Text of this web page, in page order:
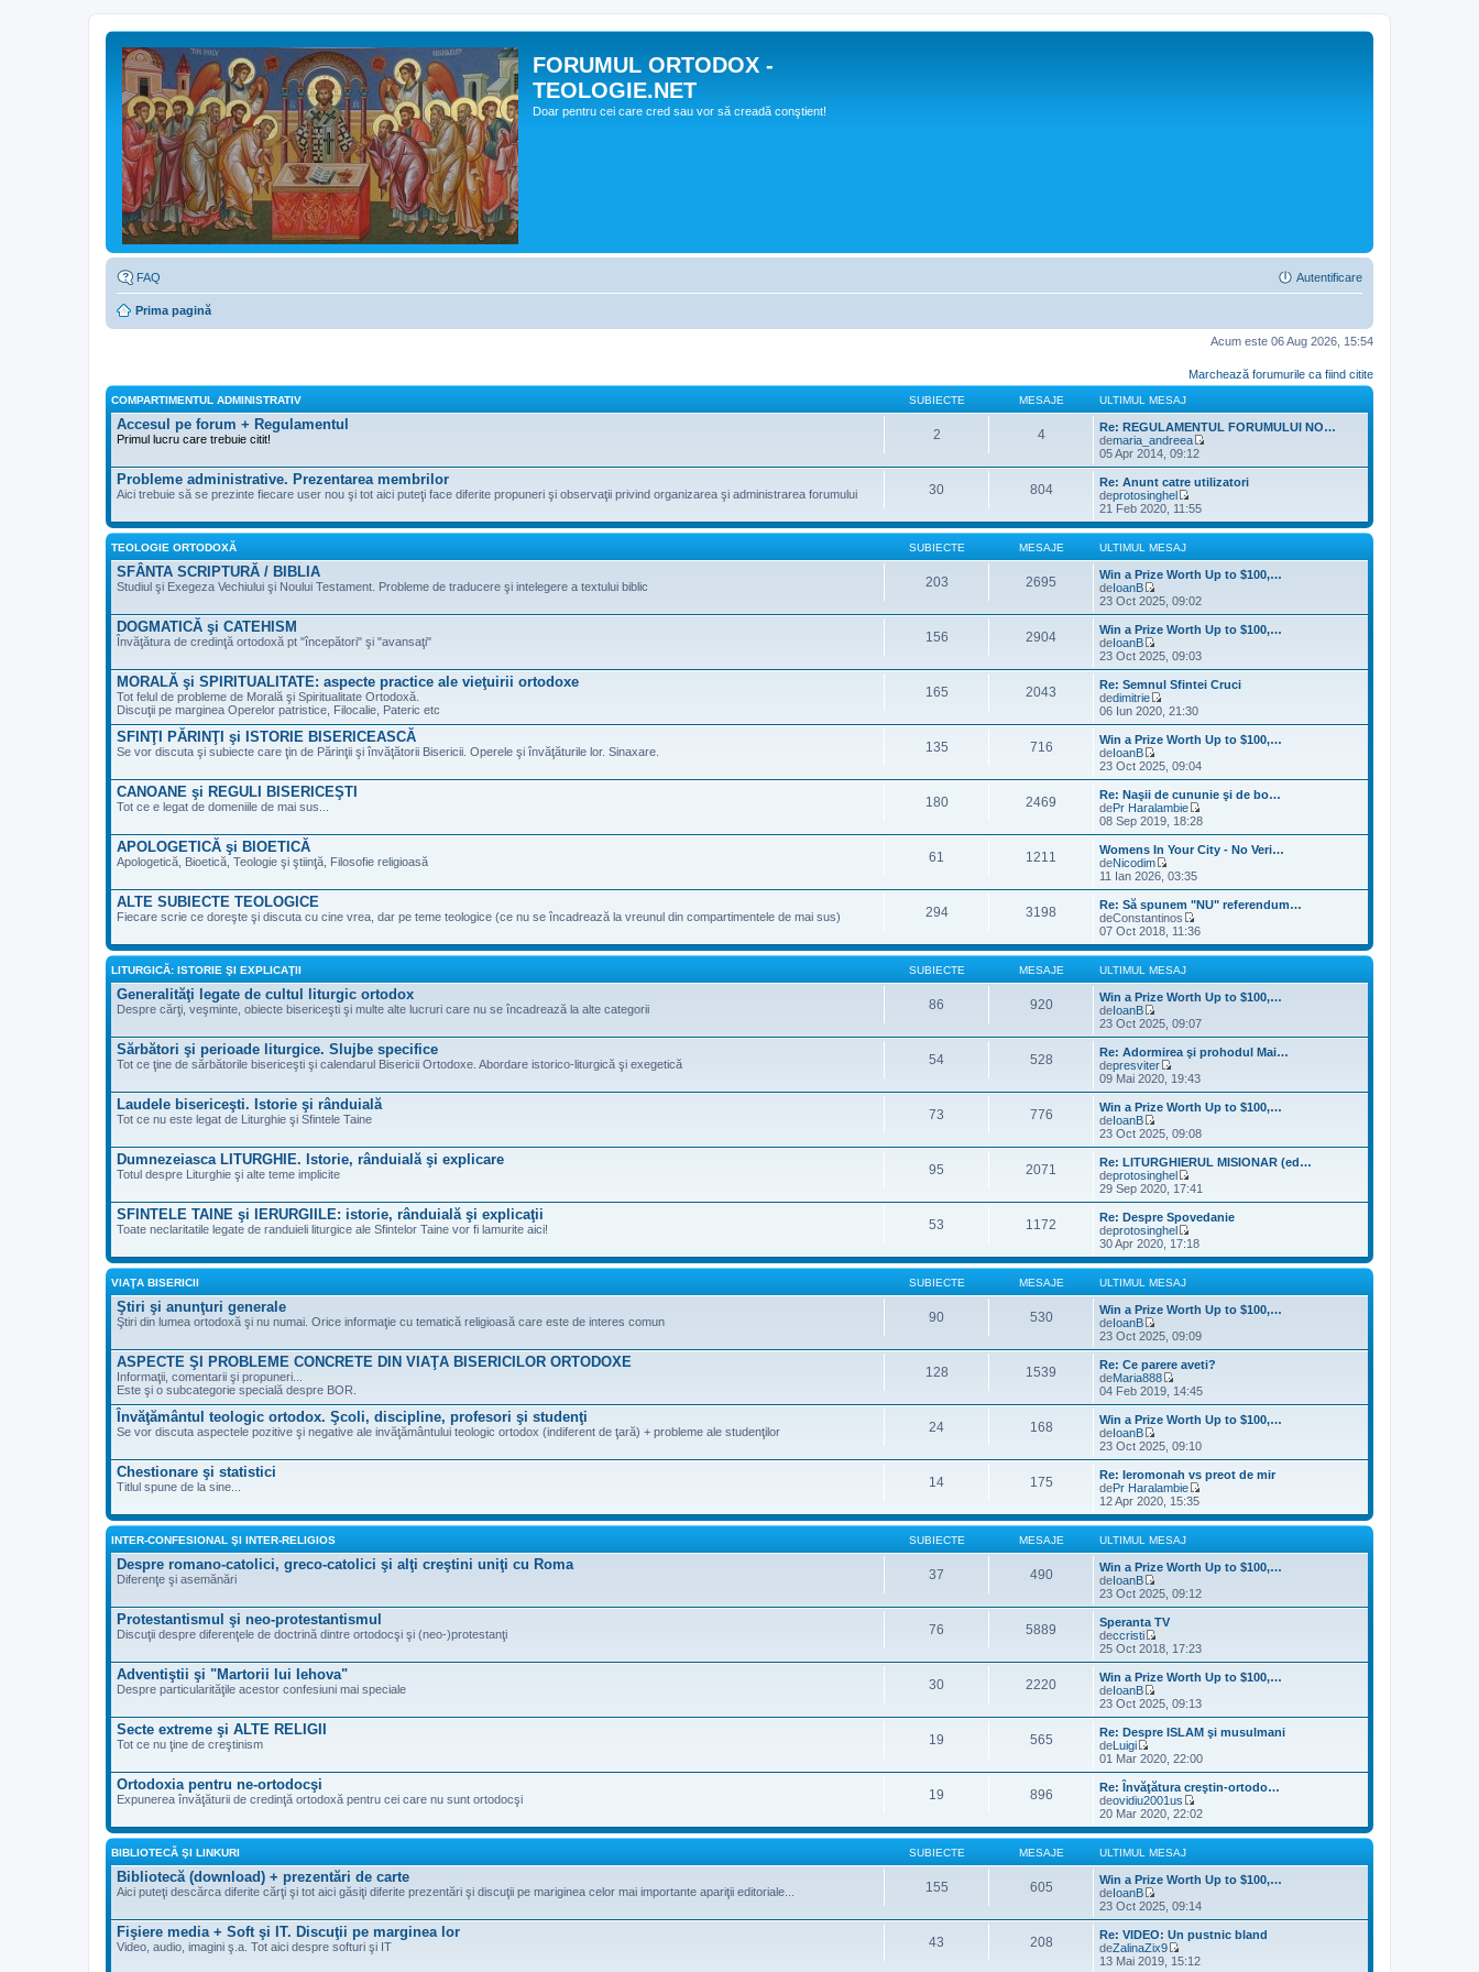
FORUMUL ORTODOX -
TEOLOGIE.NET
Doar pentru cei care cred sau vor să creadă conştient!
FAQ Autentificare
Prima pagină
Acum este 06 Aug 2026, 15:54
Marchează forumurile ca fiind citite
COMPARTIMENTUL ADMINISTRATIV SUBIECTE MESAJE ULTIMUL MESAJ
Accesul pe forum + Regulamentul
Primul lucru care trebuie citit! 2 4
Re: REGULAMENTUL FORUMULUI NO…
demaria_andreea
e
z
i
t
u
l
s
a
05 Apr 2014, 09:12
Probleme administrative. Prezentarea membrilor
Aici trebuie să se prezinte fiecare user nou şi tot aici puteţi face diferite propuneri şi observaţii privind organizarea şi administrarea forumului 30 804
Re: Anunt catre utilizatori
deprotosinghel
V
e
z
u
l
i
m
u
l
m
e
a
j
21 Feb 2020, 11:55
TEOLOGIE ORTODOXĂ SUBIECTE MESAJE ULTIMUL MESAJ
SFÂNTA SCRIPTURĂ / BIBLIA
Studiul şi Exegeza Vechiului şi Noului Testament. Probleme de traducere şi intelegere a textului biblic 203 2695
Win a Prize Worth Up to $100,…
deIoanB
V
e
z
i
u
l
i
m
u
m
s
a
j
23 Oct 2025, 09:02
DOGMATICĂ şi CATEHISM
Învăţătura de credinţă ortodoxă pt "începători" şi "avansaţi" 156 2904
Win a Prize Worth Up to $100,…
deIoanB
V
e
z
i
u
l
i
m
u
m
e
s
a
j
23 Oct 2025, 09:03
MORALĂ şi SPIRITUALITATE: aspecte practice ale vieţuirii ortodoxe
Tot felul de probleme de Morală şi Spiritualitate Ortodoxă.
Discuţii pe marginea Operelor patristice, Filocalie, Pateric etc
165 2043
Re: Semnul Sfintei Cruci
dedimitrie
V
e
z
u
l
i
m
u
m
e
s
a
j
06 Iun 2020, 21:30
SFINŢI PĂRINŢI şi ISTORIE BISERICEASCĂ
Se vor discuta şi subiecte care ţin de Părinţii şi învăţătorii Bisericii. Operele şi învăţăturile lor. Sinaxare. 135 716
Win a Prize Worth Up to $100,…
deIoanB
V
e
z
i
u
l
t
i
m
u
m
e
s
a
23 Oct 2025, 09:04
CANOANE şi REGULI BISERICEŞTI
Tot ce e legat de domeniile de mai sus... 180 2469
Re: Naşii de cununie şi de bo…
dePr Haralambie
V
e
z
i
t
i
l
s
a
j
08 Sep 2019, 18:28
APOLOGETICĂ şi BIOETICĂ
Apologetică, Bioetică, Teologie şi ştiinţă, Filosofie religioasă 61 1211
Womens In Your City - No Veri…
deNicodim
V
e
z
i
u
t
i
u
l
m
e
a
j
11 Ian 2026, 03:35
ALTE SUBIECTE TEOLOGICE
Fiecare scrie ce doreşte şi discuta cu cine vrea, dar pe teme teologice (ce nu se încadrează la vreunul din compartimentele de mai sus) 294 3198
Re: Să spunem "NU" referendum…
deConstantinos
V
e
z
u
l
i
m
u
l
m
e
s
a
j
07 Oct 2018, 11:36
LITURGICĂ: ISTORIE ŞI EXPLICAŢII SUBIECTE MESAJE ULTIMUL MESAJ
Generalităţi legate de cultul liturgic ortodox
Despre cărţi, veşminte, obiecte bisericeşti şi multe alte lucruri care nu se încadrează la alte categorii 86 920
Win a Prize Worth Up to $100,…
deIoanB
V
e
z
i
u
l
i
m
u
m
e
s
a
j
23 Oct 2025, 09:07
Sărbători şi perioade liturgice. Slujbe specifice
Tot ce ţine de sărbătorile bisericeşti şi calendarul Bisericii Ortodoxe. Abordare istorico-liturgică şi exegetică 54 528
Re: Adormirea şi prohodul Mai…
depresviter
V
e
z
i
u
l
t
m
u
m
e
s
a
09 Mai 2020, 19:43
Laudele bisericeşti. Istorie şi rânduială
Tot ce nu este legat de Liturghie şi Sfintele Taine 73 776
Win a Prize Worth Up to $100,…
deIoanB
V
e
z
i
u
l
i
m
u
l
m
e
a
j
23 Oct 2025, 09:08
Dumnezeiasca LITURGHIE. Istorie, rânduială şi explicare
Totul despre Liturghie şi alte teme implicite 95 2071
Re: LITURGHIERUL MISIONAR (ed…
deprotosinghel
V
e
z
u
l
t
u
l
m
e
a
29 Sep 2020, 17:41
SFINTELE TAINE şi IERURGIILE: istorie, rânduială şi explicaţii
Toate neclaritatile legate de randuieli liturgice ale Sfintelor Taine vor fi lamurite aici! 53 1172
Re: Despre Spovedanie
deprotosinghel
V
e
z
u
l
i
m
u
l
m
e
s
a
j
30 Apr 2020, 17:18
VIAŢA BISERICII SUBIECTE MESAJE ULTIMUL MESAJ
Ştiri şi anunţuri generale
Ştiri din lumea ortodoxă şi nu numai. Orice informaţie cu tematică religioasă care este de interes comun 90 530
Win a Prize Worth Up to $100,…
deIoanB
V
e
z
i
u
l
i
m
u
m
e
s
a
23 Oct 2025, 09:09
ASPECTE ŞI PROBLEME CONCRETE DIN VIAŢA BISERICILOR ORTODOXE
Informaţii, comentarii şi propuneri...
Este şi o subcategorie specială despre BOR.
128 1539
Re: Ce parere aveti?
deMaria888
V
e
z
i
u
l
i
m
u
l
m
e
s
a
j
04 Feb 2019, 14:45
Învăţământul teologic ortodox. Şcoli, discipline, profesori şi studenţi
Se vor discuta aspectele pozitive şi negative ale invăţământului teologic ortodox (indiferent de ţară) + probleme ale studenţilor 24 168
Win a Prize Worth Up to $100,…
deIoanB
V
e
z
i
u
l
t
i
u
l
m
e
s
a
j
23 Oct 2025, 09:10
Chestionare şi statistici
Titlul spune de la sine... 14 175
Re: Ieromonah vs preot de mir
dePr Haralambie
e
z
u
i
m
m
s
a
12 Apr 2020, 15:35
INTER-CONFESIONAL ŞI INTER-RELIGIOS SUBIECTE MESAJE ULTIMUL MESAJ
Despre romano-catolici, greco-catolici şi alţi creştini uniţi cu Roma
Diferenţe şi asemănări 37 490
Win a Prize Worth Up to $100,…
deIoanB
V
e
z
i
u
l
i
m
u
m
s
a
j
23 Oct 2025, 09:12
Protestantismul şi neo-protestantismul
Discuţii despre diferenţele de doctrină dintre ortodocşi şi (neo-)protestanţi 76 5889
Speranta TV
deccristi
V
e
z
i
u
l
i
m
u
m
e
s
a
25 Oct 2018, 17:23
Adventiştii şi "Martorii lui Iehova"
Despre particularităţile acestor confesiuni mai speciale 30 2220
Win a Prize Worth Up to $100,…
deIoanB
V
e
z
u
l
t
i
m
u
l
m
e
a
j
23 Oct 2025, 09:13
Secte extreme şi ALTE RELIGII
Tot ce nu ţine de creştinism 19 565
Re: Despre ISLAM şi musulmani
deLuigi
V
e
z
i
u
l
t
i
u
l
m
e
s
a
j
01 Mar 2020, 22:00
Ortodoxia pentru ne-ortodocşi
Expunerea învăţăturii de credinţă ortodoxă pentru cei care nu sunt ortodocşi 19 896
Re: Învăţătura creştin-ortodo…
deovidiu2001us
V
e
z
u
l
i
m
u
l
m
e
20 Mar 2020, 22:02
BIBLIOTECĂ ŞI LINKURI SUBIECTE MESAJE ULTIMUL MESAJ
Bibliotecă (download) + prezentări de carte
Aici puteţi descărca diferite cărţi şi tot aici găsiţi diferite prezentări şi discuţii pe mariginea celor mai importante apariţii editoriale... 155 605
Win a Prize Worth Up to $100,…
deIoanB
V
e
z
i
u
l
23 Oct 2025, 09:14
Fişiere media + Soft şi IT. Discuţii pe marginea lor
Video, audio, imagini ş.a. Tot aici despre softuri şi IT 43 208
Re: VIDEO: Un pustnic bland
deZalinaZix9
V
13 Mai 2019, 15:12